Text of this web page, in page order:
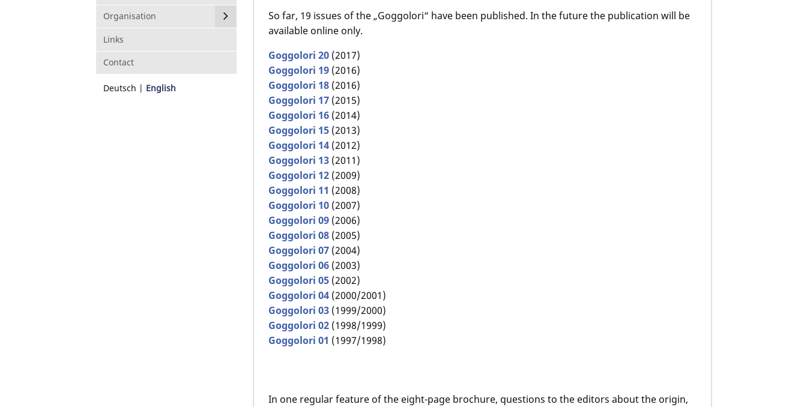
Organisation
Links
Contact
Deutsch English
So far, 19 issues of the „Goggolori“ have been published. In the future the publication will be
available online only.
Goggolori 20 (2017)
Goggolori 19 (2016)
Goggolori 18 (2016)
Goggolori 17 (2015)
Goggolori 16 (2014)
Goggolori 15 (2013)
Goggolori 14 (2012)
Goggolori 13 (2011)
Goggolori 12 (2009)
Goggolori 11 (2008)
Goggolori 10 (2007)
Goggolori 09 (2006)
Goggolori 08 (2005)
Goggolori 07 (2004)
Goggolori 06 (2003)
Goggolori 05 (2002)
Goggolori 04 (2000/2001)
Goggolori 03 (1999/2000)
Goggolori 02 (1998/1999)
Goggolori 01 (1997/1998)
In one regular feature of the eight-page brochure, questions to the editors about the origin,